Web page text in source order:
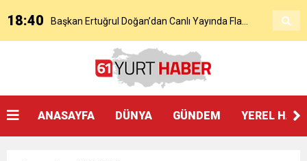
18:40 Başkan Ertuğrul Doğan’dan Canlı Yayında Flaş
Salah’ın Trabzon Programı Netleşti! Geliyor
ANASAYFA DÜNYA GÜNDEM YEREL